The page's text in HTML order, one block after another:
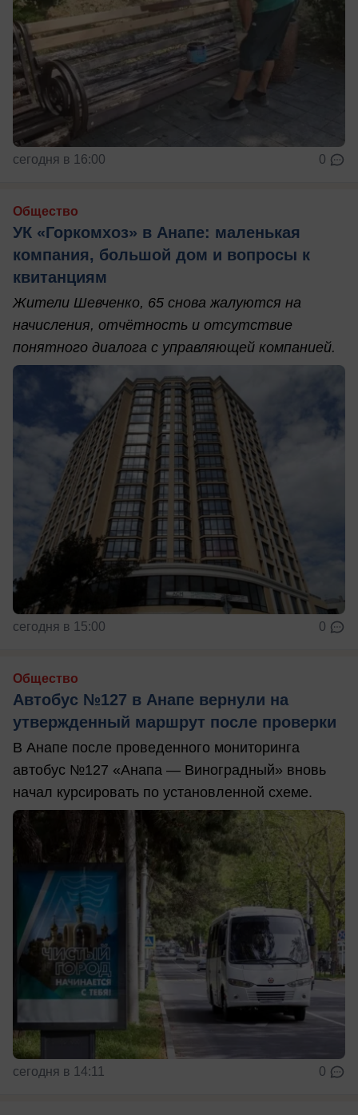
сегодня в 16:00 0
Общество
УК «Горкомхоз» в Анапе: маленькая
компания, большой дом и вопросы к
квитанциям
Жители Шевченко, 65 снова жалуются на
начисления, отчётность и отсутствие
понятного диалога с управляющей компанией.
сегодня в 15:00 0
Общество
Автобус №127 в Анапе вернули на
утвержденный маршрут после проверки
В Анапе после проведенного мониторинга
автобус №127 «Анапа — Виноградный» вновь
начал курсировать по установленной схеме.
сегодня в 14:11 0